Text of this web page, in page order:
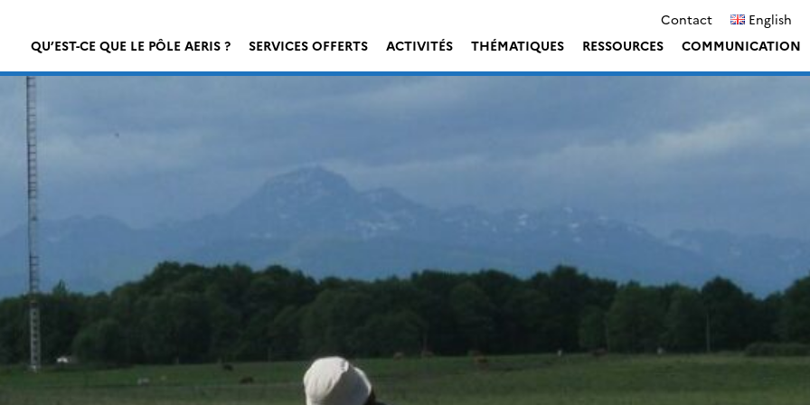
Contact
English
QU’EST-CE QUE LE PÔLE AERIS ?
SERVICES OFFERTS ACTIVITÉS THÉMATIQUES RESSOURCES COMMUNICATION